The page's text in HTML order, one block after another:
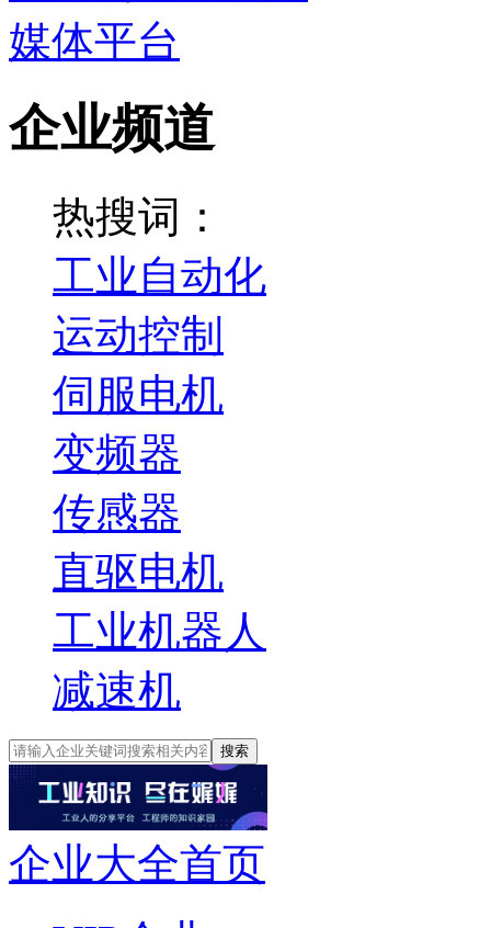
企业频道
热搜词：
工业自动化
运动控制
伺服电机
变频器
传感器
直驱电机
工业机器人
减速机
搜索
企业大全首页